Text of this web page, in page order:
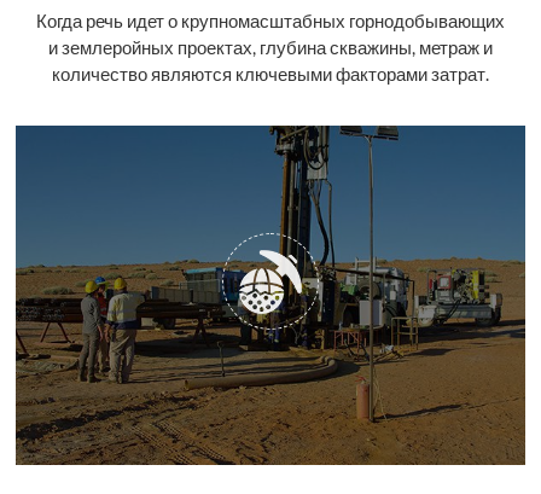
Когда речь идет о крупномасштабных горнодобывающих
и землеройных проектах, глубина скважины, метраж и
количество являются ключевыми факторами затрат.